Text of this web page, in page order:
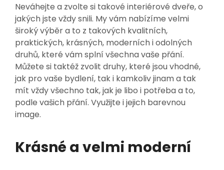
Neváhejte a zvolte si takové interiérové dveře, o
jakých jste vždy snili. My vám nabízíme velmi
široký výběr a to z takových kvalitních,
praktických, krásných, moderních i odolných
druhů, které vám splní všechna vaše přání.
Můžete si taktéž zvolit druhy, které jsou vhodné,
jak pro vaše bydlení, tak i kamkoliv jinam a tak
mít vždy všechno tak, jak je libo i potřeba a to,
podle vašich přání. Využijte i jejich barevnou
image.
Krásné a velmi moderní